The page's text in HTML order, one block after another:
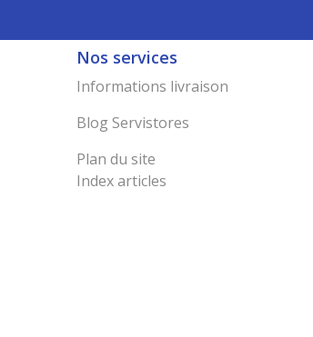
Nos services
Informations livraison
Blog Servistores
Plan du site
Index articles